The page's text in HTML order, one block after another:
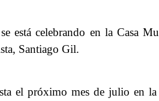
está celebrando en la Casa
Santiago Gil.
el próximo mes de julio en